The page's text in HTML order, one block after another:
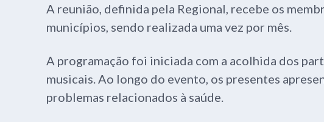
A reunião, definida pela Regional, recebe os
municípios, sendo realizada uma vez por mês.
A programação foi iniciada com a acolhida dos
musicais. Ao longo do evento, os presentes
problemas relacionados à saúde.